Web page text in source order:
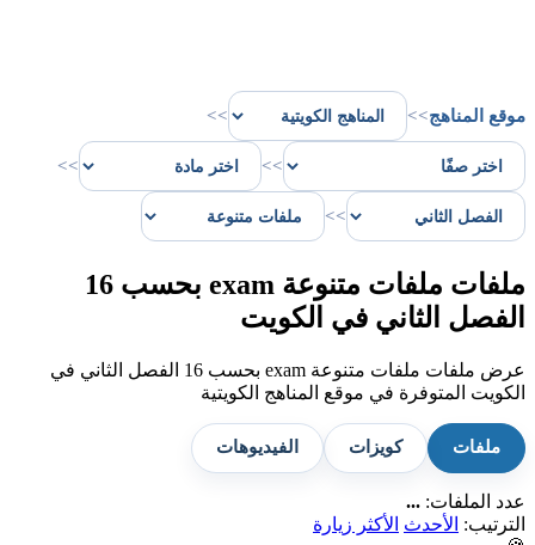
موقع المناهج>>
>>
>>
>>
>>
ملفات ملفات متنوعة exam بحسب 16
الفصل الثاني في الكويت
عرض ملفات ملفات متنوعة exam بحسب 16 الفصل الثاني في
الكويت المتوفرة في موقع المناهج الكويتية
ملفات كويزات الفيديوهات
عدد الملفات: ...
الترتيب:
الأحدث
الأكثر زيارة